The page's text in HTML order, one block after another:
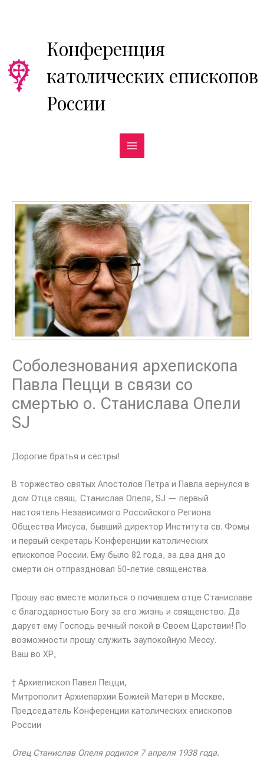
Конференция
католических епископов
России
Соболезнования архепископа
Павла Пецци в связи со
смертью о. Станислава Опели
SJ
Дорогие братья и сёстры!
В торжество святых Апостолов Петра и Павла вернулся в
дом Отца свящ. Станислав Опеля, SJ — первый
настоятель Независимого Российского Региона
Общества Иисуса, бывший директор Института св. Фомы
и первый секретарь Конференции католических
епископов России. Ему было 82 года, за два дня до
смерти он отпраздновал 50-летие священства.
Прошу вас вместе молиться о почившем отце Станиславе
с благодарностью Богу за его жизнь и священство. Да
дарует ему Господь вечный покой в Своем Царствии! По
возможности прошу служить заупокойную Мессу.
Ваш во ХР,
† Архиепископ Павел Пецци,
Митрополит Архиепархии Божией Матери в Москве,
Председатель Конференции католических епископов
России
Отец Станислав Опеля родился 7 апреля 1938 года.